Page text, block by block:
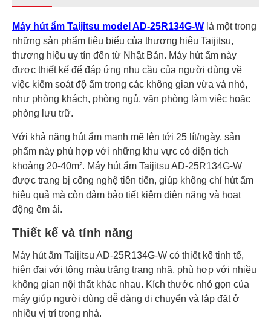
Máy hút ẩm Taijitsu model AD-25R134G-W là một trong
những sản phẩm tiêu biểu của thương hiệu Taijitsu,
thương hiệu uy tín đến từ Nhật Bản. Máy hút ẩm này
được thiết kế để đáp ứng nhu cầu của người dùng về
việc kiểm soát độ ẩm trong các không gian vừa và nhỏ,
như phòng khách, phòng ngủ, văn phòng làm việc hoặc
phòng lưu trữ.
Với khả năng hút ẩm mạnh mẽ lên tới 25 lít/ngày, sản
phẩm này phù hợp với những khu vực có diện tích
khoảng 20-40m². Máy hút ẩm Taijitsu AD-25R134G-W
được trang bị công nghệ tiên tiến, giúp không chỉ hút ẩm
hiệu quả mà còn đảm bảo tiết kiệm điện năng và hoạt
động êm ái.
Thiết kế và tính năng
Máy hút ẩm Taijitsu AD-25R134G-W có thiết kế tinh tế,
hiện đại với tông màu trắng trang nhã, phù hợp với nhiều
không gian nội thất khác nhau. Kích thước nhỏ gọn của
máy giúp người dùng dễ dàng di chuyển và lắp đặt ở
nhiều vị trí trong nhà.